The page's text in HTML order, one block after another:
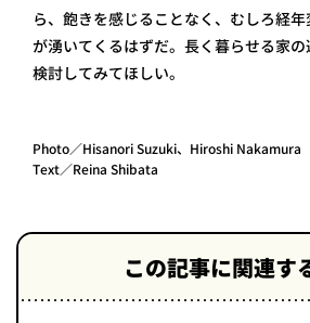
ら、飽きを感じることなく、むしろ経
が湧いてくるはずだ。長く暮らせる家
検討してみてほしい。
Photo／Hisanori Suzuki、Hiroshi Nakamura
Text／Reina Shibata
この記事に関連す